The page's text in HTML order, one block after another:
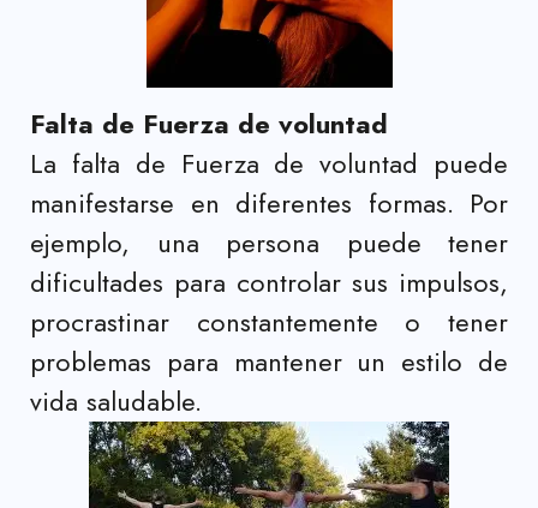
Falta de Fuerza de voluntad
La falta de Fuerza de voluntad puede
manifestarse en diferentes formas. Por
ejemplo, una persona puede tener
dificultades para controlar sus impulsos,
procrastinar constantemente o tener
problemas para mantener un estilo de
vida saludable.